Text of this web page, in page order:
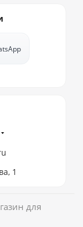
1
для